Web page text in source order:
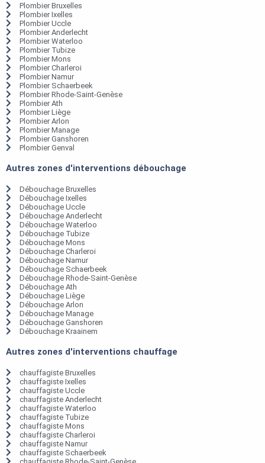
Plombier Bruxelles
Plombier Ixelles
Plombier Uccle
Plombier Anderlecht
Plombier Waterloo
Plombier Tubize
Plombier Mons
Plombier Charleroi
Plombier Namur
Plombier Schaerbeek
Plombier Rhode-Saint-Genèse
Plombier Ath
Plombier Liège
Plombier Arlon
Plombier Manage
Plombier Ganshoren
Plombier Genval
Autres zones d'interventions débouchage
Débouchage Bruxelles
Débouchage Ixelles
Débouchage Uccle
Débouchage Anderlecht
Débouchage Waterloo
Débouchage Tubize
Débouchage Mons
Débouchage Charleroi
Débouchage Namur
Débouchage Schaerbeek
Débouchage Rhode-Saint-Genèse
Débouchage Ath
Débouchage Liège
Débouchage Arlon
Débouchage Manage
Débouchage Ganshoren
Débouchage Kraainem
Autres zones d'interventions chauffage
chauffagiste Bruxelles
chauffagiste Ixelles
chauffagiste Uccle
chauffagiste Anderlecht
chauffagiste Waterloo
chauffagiste Tubize
chauffagiste Mons
chauffagiste Charleroi
chauffagiste Namur
chauffagiste Schaerbeek